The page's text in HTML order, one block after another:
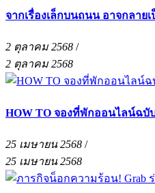
จากเรื่องเล็กบนถนน อาจกลา
2 ตุลาคม 2568 /
2 ตุลาคม 2568
HOW TO จองที่พักออนไลน์ฉบั
25 เมษายน 2568 /
25 เมษายน 2568